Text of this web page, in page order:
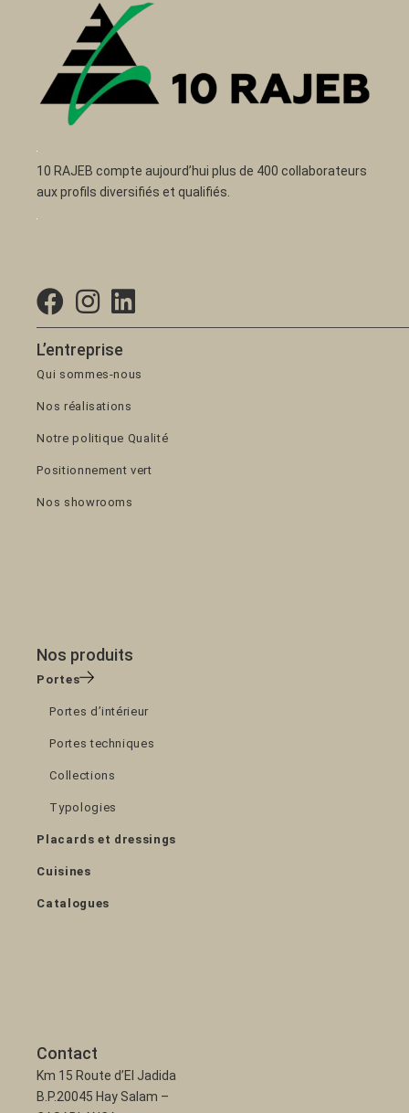
10 RAJEB compte aujourd’hui plus de 400 collaborateurs
aux profils diversifiés et qualifiés.
L’entreprise
Qui sommes-nous
Nos réalisations
Notre politique Qualité
Positionnement vert
Nos showrooms
Nos produits
Portes
Portes d’intérieur
Portes techniques
Collections
Typologies
Placards et dressings
Cuisines
Catalogues
Contact
Km 15 Route d’El Jadida
B.P.20045 Hay Salam –